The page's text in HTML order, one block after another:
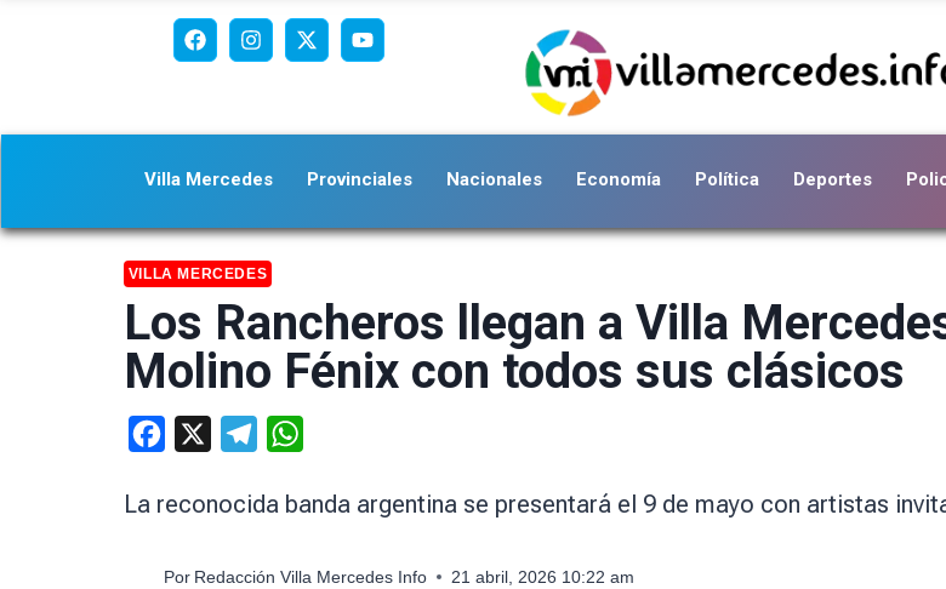
Villa Mercedes Provinciales Nacionales Economía Política Deportes
VILLA MERCEDES
Los Rancheros llegan a Villa
Molino Fénix con todos sus clásicos
Facebook Telegram
La reconocida banda argentina se presentará el 9 de mayo con artistas
Por Redacción Villa Mercedes Info 21 abril, 2026 10:22 am